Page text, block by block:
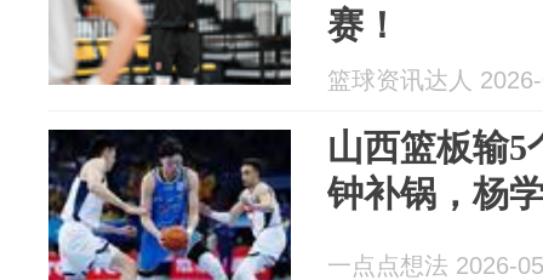
赛！
篮球资讯达人
山西篮板输5
钟补锅，杨
一点点想法 2026-